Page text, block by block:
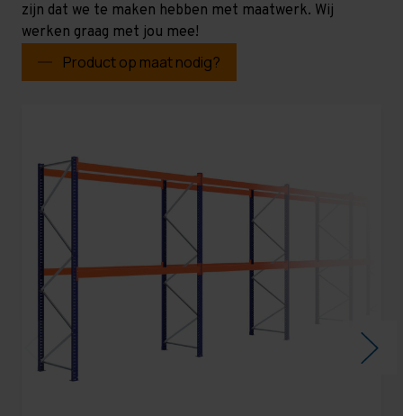
zijn dat we te maken hebben met maatwerk. Wij
werken graag met jou mee!
Product op maat nodig?